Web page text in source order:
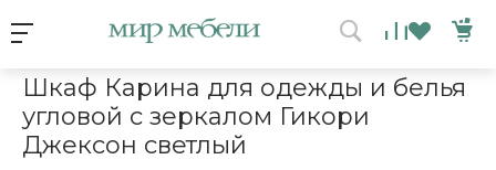
Каталог мебели / Шкафы Шкаф Карина для
Шкаф Карина для одежды и белья
угловой с зеркалом Гикори
Джексон светлый
Условия акции
ВЫИГРАЙ МЕБЕЛЬ
КРУТИ!